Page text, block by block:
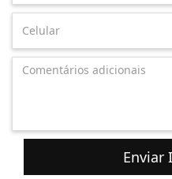
Enviar